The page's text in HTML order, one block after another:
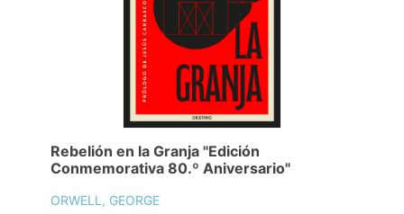
Rebelión en la Granja "Edición
Conmemorativa 80.º Aniversario"
ORWELL, GEORGE